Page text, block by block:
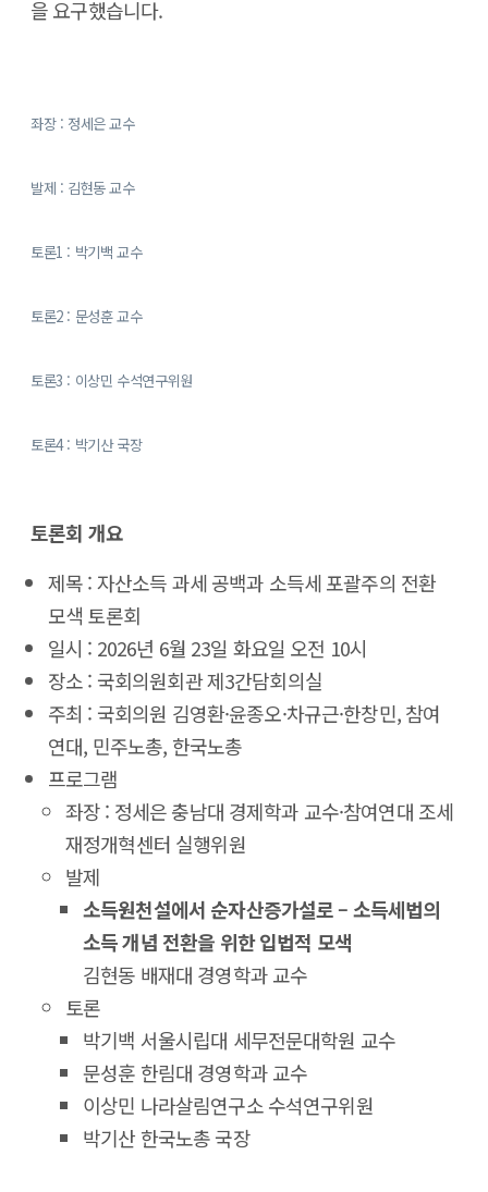
을 요구했습니다.
좌장 : 정세은 교수
발제 : 김현동 교수
토론1 : 박기백 교수
토론2 : 문성훈 교수
토론3 : 이상민 수석연구위원
토론4 : 박기산 국장
토론회 개요
제목 : 자산소득 과세 공백과 소득세 포괄주의 전환
모색 토론회
일시 : 2026년 6월 23일 화요일 오전 10시
장소 : 국회의원회관 제3간담회의실
주최 : 국회의원 김영환·윤종오·차규근·한창민, 참여
연대, 민주노총, 한국노총
프로그램
좌장 : 정세은 충남대 경제학과 교수·참여연대 조세
재정개혁센터 실행위원
발제
소득원천설에서 순자산증가설로 – 소득세법의
소득 개념 전환을 위한 입법적 모색
김현동 배재대 경영학과 교수
토론
박기백 서울시립대 세무전문대학원 교수
문성훈 한림대 경영학과 교수
이상민 나라살림연구소 수석연구위원
박기산 한국노총 국장